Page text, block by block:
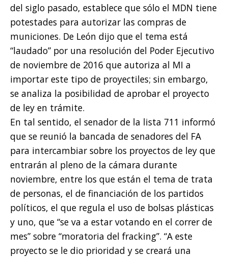
del siglo pasado, establece que sólo el MDN tiene
potestades para autorizar las compras de
municiones. De León dijo que el tema está
“laudado” por una resolución del Poder Ejecutivo
de noviembre de 2016 que autoriza al MI a
importar este tipo de proyectiles; sin embargo,
se analiza la posibilidad de aprobar el proyecto
de ley en trámite.
En tal sentido, el senador de la lista 711 informó
que se reunió la bancada de senadores del FA
para intercambiar sobre los proyectos de ley que
entrarán al pleno de la cámara durante
noviembre, entre los que están el tema de trata
de personas, el de financiación de los partidos
políticos, el que regula el uso de bolsas plásticas
y uno, que “se va a estar votando en el correr de
mes” sobre “moratoria del fracking”. “A este
proyecto se le dio prioridad y se creará una